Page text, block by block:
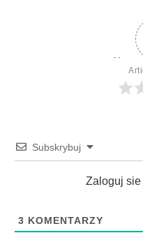
Subskrybuj
Zaloguj sie
3 KOMENTARZY